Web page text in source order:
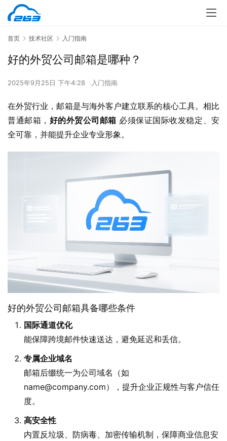
首页 技术社区 入门指南
好的外贸公司邮箱是哪种？
2025年9月25日 下午4:28 入门指南
在外贸行业，邮箱是与海外客户建立联系的核心工具。相比
普通邮箱， 好的外贸公司邮箱 必须保证国际收发稳定、安
全可靠，并能提升企业专业形象。
好的外贸公司邮箱具备哪些条件
国际通道优化
能保障跨境邮件快速送达，避免延迟和丢信。
专属企业域名
邮箱后缀统一为公司域名（如
name@company.com），提升企业正规性与客户信任
度。
高安全性
内置反垃圾、防病毒、加密传输机制，保障商业信息安